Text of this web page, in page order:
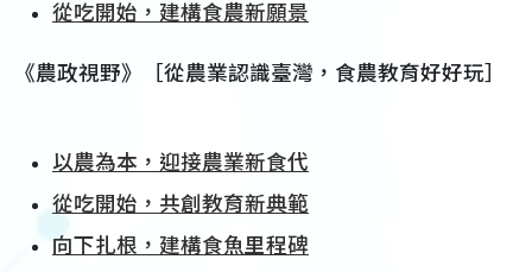
從吃開始，建構食農新願景
《農政視野》［從農業認識臺灣，食農教育好好玩］
以農為本，迎接農業新食代
從吃開始，共創教育新典範
向下扎根，建構食魚里程碑